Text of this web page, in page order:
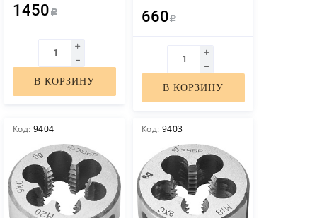
1450 Р
В КОРЗИНУ
660 Р
В КОРЗИНУ
Код: 9404 Код: 9403